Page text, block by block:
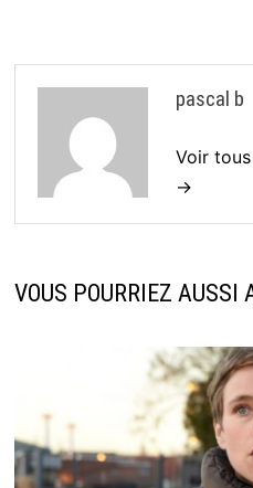
pascal b
Voir
→
VOUS POURRIEZ AUSSI